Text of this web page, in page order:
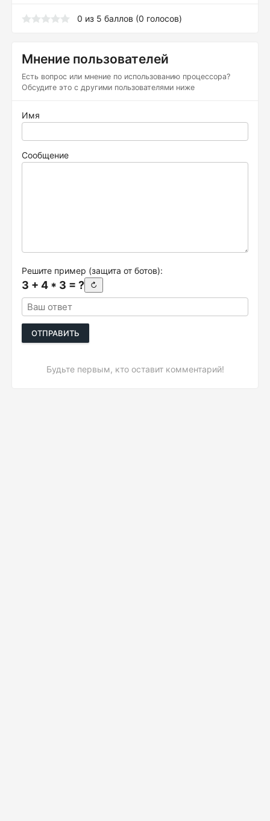
0 из 5 баллов (0 голосов)
Мнение пользователей
Есть вопрос или мнение по использованию процессора?
Обсудите это с другими пользователями ниже
Имя
Сообщение
Решите пример (защита от ботов):
3 + 4 * 3 = ? ↻
ОТПРАВИТЬ
Будьте первым, кто оставит комментарий!